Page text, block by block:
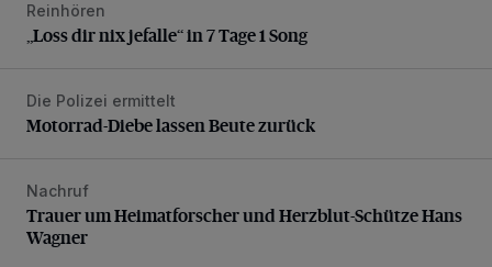
„Loss dir nix jefalle“ in 7 Tage 1 Song
Reinhören
„Loss dir nix jefalle“ in 7 Tage 1 Song
Motorrad-Diebe lassen Beute zurück
Die Polizei ermittelt
Motorrad-Diebe lassen Beute zurück
Trauer um Heimatforscher und Herzblut-Schütze Hans
Nachruf
Trauer um Heimatforscher und Herzblut-Schütze Hans
Wagner